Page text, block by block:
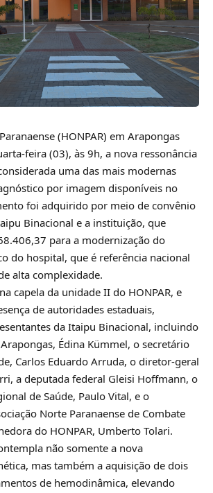
(HONPAR) em Arapongas
feira (03), às 9h, a nova ressonância
uma das mais modernas
por imagem disponíveis no
foi adquirido por meio de convênio
Binacional e a instituição, que
para a modernização do
do hospital, que é referência nacional
alta complexidade.
capela da unidade II do HONPAR, e
de autoridades estaduais,
da Itaipu Binacional, incluindo
Édina Kümmel, o secretário
Carlos Eduardo Arruda, o diretor-geral
a deputada federal Gleisi Hoffmann, o
de Saúde, Paulo Vital, e o
Norte Paranaense de Combate
do HONPAR, Umberto Tolari.
não somente a nova
mas também a aquisição de dois
de hemodinâmica, elevando